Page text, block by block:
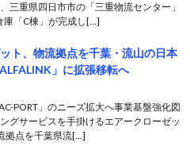
三重県四日市市の「三重物流センター」
庫「C棟」が完成し[…]
ト、物流拠点を千葉・流山の日本
」に拡張移転へ
PORT」のニーズ拡大へ事業基盤強化図
グサービスを手掛けるエアークローゼッ
拠点を千葉県流[…]